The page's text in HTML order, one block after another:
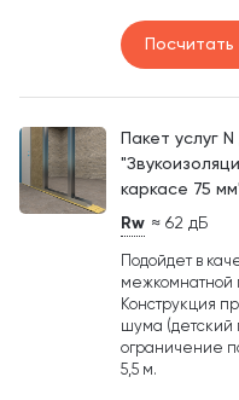
Посчитать
Пакет услуг
каркасе 75
Rw ≈ 62 дБ
Подойдет в
межкомнатной
Конструкция
шума (детский
ограничение
5,5 м.